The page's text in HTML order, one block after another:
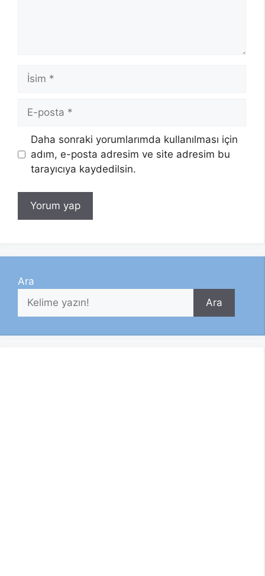
İsim
posta
Daha sonraki yorumlarımda kullanılması için
adım, e-posta adresim ve site adresim bu
tarayıcıya kaydedilsin.
Ara
Ara